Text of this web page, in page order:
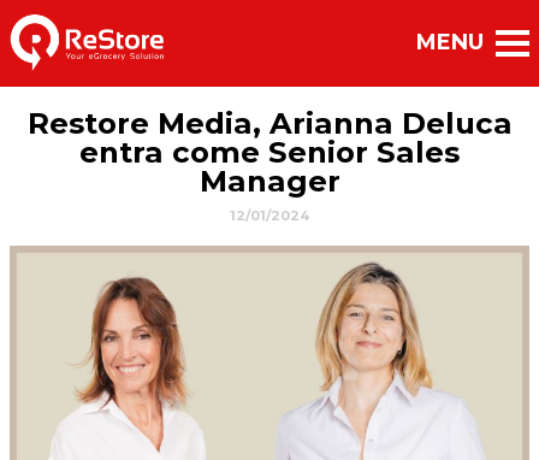
Restore Media, Arianna Deluca
entra come Senior Sales
Manager
12/01/2024